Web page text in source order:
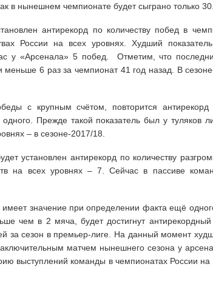
в нынешнем чемпионате будет сыграно только 30.
антирекорд по количеству побед в
России на всех уровнях. Худший
у «Арсенала» 5 побед. Отметим, что
6 раз за чемпионат 41 год назад. В
с крупным счётом, повторится антирекорд
Прежде такой показатель был у туляков
– в сезоне-2017/18.
установлен антирекорд по количеству
на всех уровнях – 7. Сейчас в пассиве
значение при определении факта ещё
чем в 2 мяча, будет достигнут антирекордный
за сезон в премьер-лиге. На данный момент
матчем нынешнего сезона у
выступлений команды в чемпионатах России на